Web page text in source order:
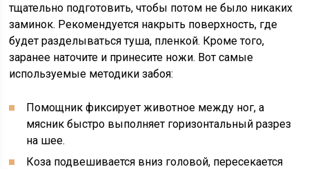
тщательно подготовить, чтобы потом не было никаких
заминок. Рекомендуется накрыть поверхность, где
будет разделываться туша, пленкой. Кроме того,
заранее наточите и принесите ножи. Вот самые
используемые методики забоя:
Помощник фиксирует животное между ног, а
мясник быстро выполняет горизонтальный разрез
на шее.
Коза подвешивается вниз головой, пересекается